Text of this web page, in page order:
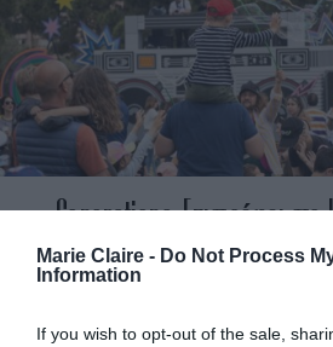
Marie Claire - Do Not Process
Information
If you wish to opt-out of the sale,
Generations: Επιστρέφει στο
φεστιβάλ όπου θα δεις να
οικογένειες μαζί